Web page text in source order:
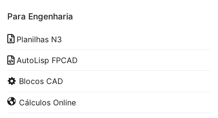
Para Engenharia
Planilhas N3
AutoLisp FPCAD
Blocos CAD
Cálculos Online